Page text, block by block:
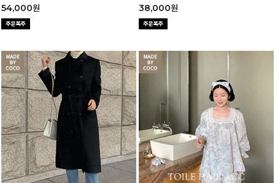
54,000원
한겨울까지 쭉- 굿스판 팬츠 하세요 :)
38,000원